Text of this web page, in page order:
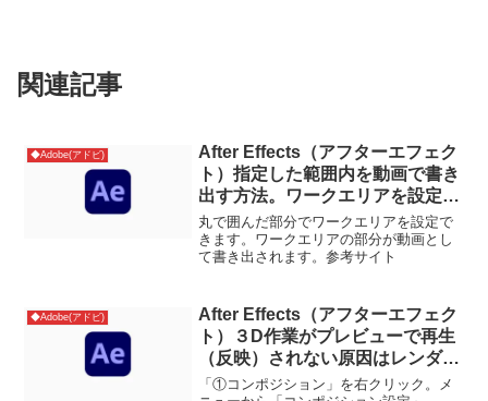
関連記事
◆Adobe(アドビ)
After Effects（アフターエフェク
ト）指定した範囲内を動画で書き
出す方法。ワークエリアを設定す
ればOK
丸で囲んだ部分でワークエリアを設定で
きます。ワークエリアの部分が動画とし
て書き出されます。参考サイト
◆Adobe(アドビ)
After Effects（アフターエフェク
ト）３D作業がプレビューで再生
（反映）されない原因はレンダラ
ーが「クラシック3D」ではなく
「①コンポジション」を右クリック。メ